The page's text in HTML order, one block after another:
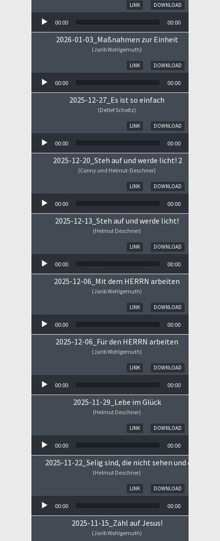
DOWNLOAD
LINK
00:00 00:00
2026-01-03_Maßnahmen zur Einheit
(Jarib Wohlgemuth)
DOWNLOAD
LINK
00:00 00:00
2025-12-27_Es ist so einfach
(Detlef Scholtz)
DOWNLOAD
LINK
00:00 00:00
2025-12-20_Steh auf und werde licht! 2
(Conny und Helmut-Deschner)
DOWNLOAD
LINK
00:00 00:00
2025-12-13_Steh auf und werde licht!
(Helmut Deschner)
DOWNLOAD
LINK
00:00 00:00
2025-12-06_Mit dem HERRN arbeiten
(Jarib Wohlgemuth)
DOWNLOAD
LINK
00:00 00:00
2025-12-06_Für den HERRN arbeiten
(Jarib Wohlgemuth)
DOWNLOAD
LINK
00:00 00:00
2025-11-29_Lebe im Glück
(Helmut Deschner)
DOWNLOAD
LINK
00:00 00:00
2025-11-22_Selig sind, die nicht sehen und doch
(Helmut Deschner)
DOWNLOAD
LINK
00:00 00:00
2025-11-15_Zähl auf Jesus!
(Jarib Wohlgemuth)